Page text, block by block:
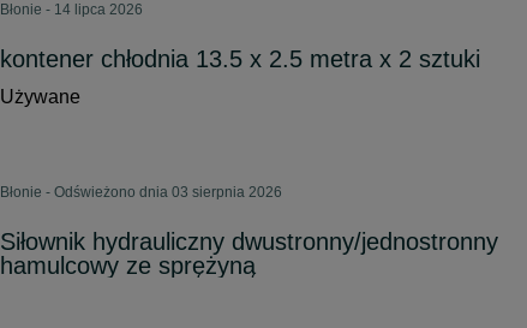
Błonie - 14 lipca 2026
kontener chłodnia 13.5 x 2.5 metra x 2 sztuki
Używane
Błonie - Odświeżono dnia 03 sierpnia 2026
Siłownik hydrauliczny dwustronny/jednostronny
hamulcowy ze sprężyną